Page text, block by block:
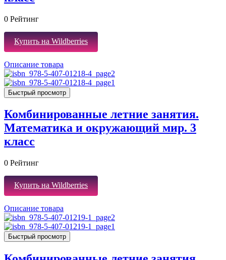
0 Рейтинг
Купить на Wildberries
Описание товара
Быстрый просмотр
Комбинированные летние занятия.
Математика и окружающий мир. 3
класс
0 Рейтинг
Купить на Wildberries
Описание товара
Быстрый просмотр